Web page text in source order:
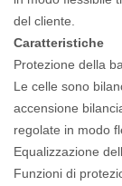
del cliente.
Caratteristiche
Protezione della
Le celle sono
accensione
regolate in modo
Equalizzazione
Funzioni di